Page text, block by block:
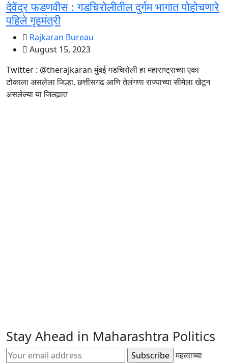
देवेंद्र फडणवीस : गडचिरोलीतील दुर्गम भागात पोहोचणारे
पहिले गृहमंत्री
Rajkaran Bureau
August 15, 2023
Twitter : @therajkaran मुंबई गडचिरोली हा महाराष्ट्राच्या एका
टोकाला असलेला जिल्हा. छत्तीसगढ आणि तेलंगणा राज्याच्या सीमेला खेटून
असलेल्या या जिल्ह्यात
Stay Ahead in Maharashtra Politics
महत्वाच्या